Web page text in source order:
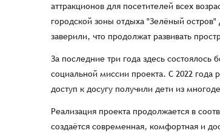
аттракционов для посетителей всех
городской зоны отдыха "Зелёный
заверили, что продолжат развивать
За последние три года здесь
социальной миссии проекта. С 2022 года
доступ к досугу получили дети из
Реализация проекта продолжается в
создаётся современная, комфортная и